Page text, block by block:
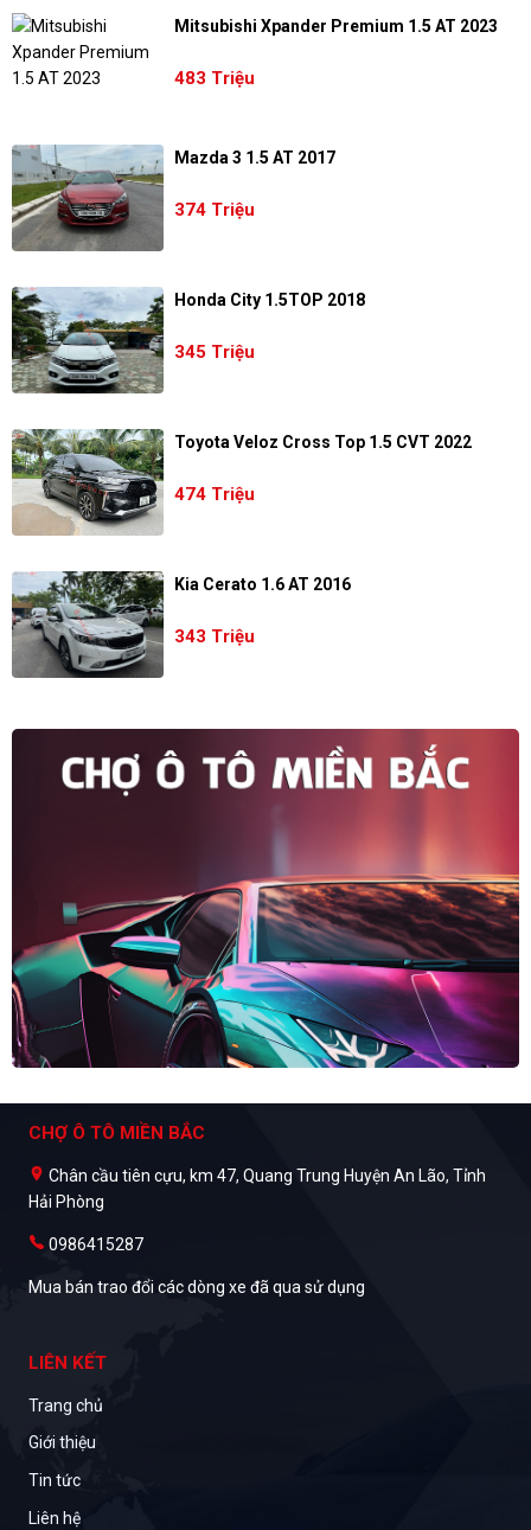
Mitsubishi Xpander Premium 1.5 AT 2023
483 Triệu
Mazda 3 1.5 AT 2017
374 Triệu
Honda City 1.5TOP 2018
345 Triệu
Toyota Veloz Cross Top 1.5 CVT 2022
474 Triệu
Kia Cerato 1.6 AT 2016
343 Triệu
CHỢ Ô TÔ MIỀN BẮC
Chân cầu tiên cựu, km 47, Quang Trung Huyện An Lão, Tỉnh
Hải Phòng
0986415287
Mua bán trao đổi các dòng xe đã qua sử dụng
LIÊN KẾT
Trang chủ
Giới thiệu
Tin tức
Liên hệ